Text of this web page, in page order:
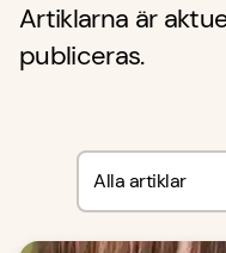
Artiklarna är
publiceras.
Alla artiklar